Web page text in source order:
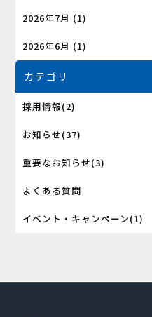
2026年7月 (1)
2026年6月 (1)
カテゴリ
採用情報(2)
お知らせ(37)
重要なお知らせ(3)
よくある質問
イベント・キャンペーン(1)